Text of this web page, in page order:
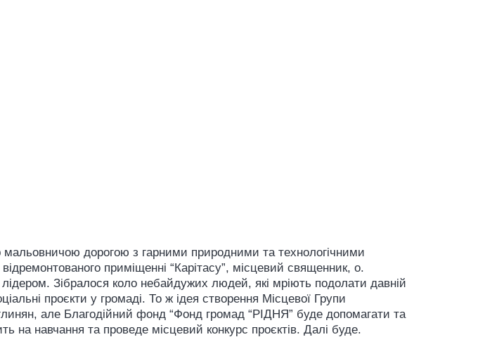
дорогою з гарними природними та технологічними
приміщенні “Карітасу”, місцевий священник, о.
Зібралося коло небайдужих людей, які мріють подолати давній
проєкти у громаді. То ж ідея створення Місцевої Групи
але Благодійний фонд “Фонд громад “РІДНЯ” буде допомагати та
на навчання та проведе місцевий конкурс проєктів. Далі буде.